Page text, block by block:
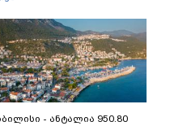
- ანტალია 950.80